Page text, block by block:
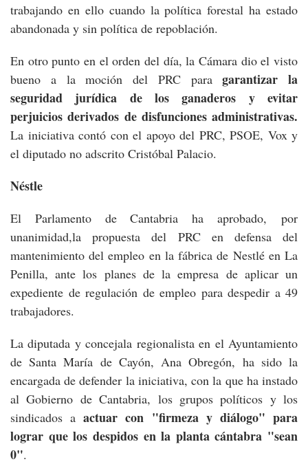
trabajando en ello cuando la política forestal ha estado
abandonada y sin política de repoblación.
En otro punto en el orden del día, la Cámara dio el visto
bueno a la moción del PRC paragarantizar la
seguridad jurídica de los ganaderos y evitar
perjuicios derivados de disfunciones administrativas.
La iniciativa contó con el apoyo del PRC, PSOE, Vox y
el diputado no adscrito Cristóbal Palacio.
Néstle
El Parlamento de Cantabria ha aprobado, por
unanimidad,la propuesta del PRC en defensa del
mantenimiento del empleo en la fábrica de Nestlé en La
Penilla, ante los planes de la empresa de aplicar un
expediente de regulación de empleo para despedir a 49
trabajadores.
La diputada y concejala regionalista en el Ayuntamiento
de Santa María de Cayón, Ana Obregón, ha sido la
encargada de defender la iniciativa, con la que ha instado
al Gobierno de Cantabria, los grupos políticos y los
sindicados a actuar con "firmeza y diálogo" para
lograr que los despidos en la planta cántabra "sean
0".